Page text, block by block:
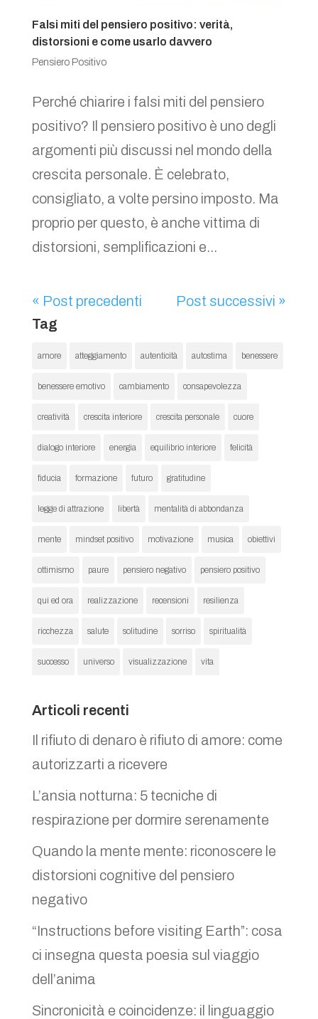
Falsi miti del pensiero positivo: verità,
distorsioni e come usarlo davvero
Pensiero Positivo
Perché chiarire i falsi miti del pensiero
positivo? Il pensiero positivo è uno degli
argomenti più discussi nel mondo della
crescita personale. È celebrato,
consigliato, a volte persino imposto. Ma
proprio per questo, è anche vittima di
distorsioni, semplificazioni e...
« Post precedenti
Post successivi »
Tag
amore atteggiamento autenticità autostima benessere
benessere emotivo cambiamento consapevolezza
creatività crescita interiore crescita personale cuore
dialogo interiore energia equilibrio interiore felicità
fiducia formazione futuro gratitudine
legge di attrazione libertà mentalità di abbondanza
mente mindset positivo motivazione musica obiettivi
ottimismo paure pensiero negativo pensiero positivo
qui ed ora realizzazione recensioni resilienza
ricchezza salute solitudine sorriso spiritualità
successo universo visualizzazione vita
Articoli recenti
Il rifiuto di denaro è rifiuto di amore: come
autorizzarti a ricevere
L’ansia notturna: 5 tecniche di
respirazione per dormire serenamente
Quando la mente mente: riconoscere le
distorsioni cognitive del pensiero
negativo
“Instructions before visiting Earth”: cosa
ci insegna questa poesia sul viaggio
dell’anima
Sincronicità e coincidenze: il linguaggio